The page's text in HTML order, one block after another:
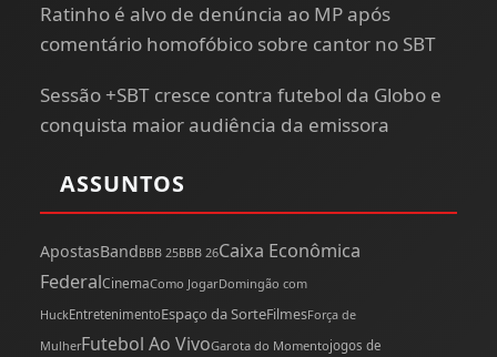
Ratinho é alvo de denúncia ao MP após
comentário homofóbico sobre cantor no SBT
Sessão +SBT cresce contra futebol da Globo e
conquista maior audiência da emissora
ASSUNTOS
ApostasBandBBB 25BBB 26Caixa Econômica
FederalCinemaComo JogarDomingão com
HuckEntretenimentoEspaço da SorteFilmesForça de
MulherFutebol Ao VivoGarota do Momentojogos de